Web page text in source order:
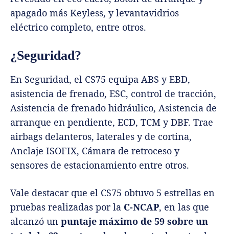
apagado más Keyless, y levantavidrios
eléctrico completo, entre otros.
¿Seguridad?
En Seguridad, el CS75 equipa ABS y EBD,
asistencia de frenado, ESC, control de tracción,
Asistencia de frenado hidráulico, Asistencia de
arranque en pendiente, ECD, TCM y DBF. Trae
airbags delanteros, laterales y de cortina,
Anclaje ISOFIX, Cámara de retroceso y
sensores de estacionamiento entre otros.
Vale destacar que el CS75 obtuvo 5 estrellas en
pruebas realizadas por la C-NCAP, en las que
alcanzó un puntaje máximo de 59 sobre un